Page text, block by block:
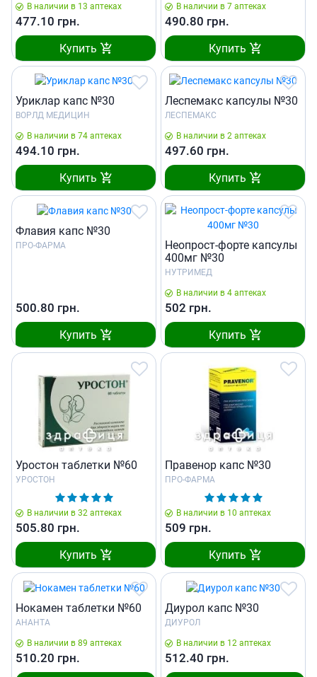
В наличии в 13 аптеках
477.10 грн.
Купить
В наличии в 7 аптеках
490.80 грн.
Купить
Уриклар капс №30
ВОРЛД МЕДИЦИН
В наличии в 74 аптеках
494.10 грн.
Купить
Леспемакс капсулы №30
ЛЕСПЕМАКС
В наличии в 2 аптеках
497.60 грн.
Купить
Флавия капс №30
ПРО-ФАРМА
500.80 грн.
Купить
Неопрост-форте капсулы
400мг №30
НУТРИМЕД
В наличии в 4 аптеках
502 грн.
Купить
Уростон таблетки №60
УРОСТОН
В наличии в 32 аптеках
505.80 грн.
Купить
Правенор капс №30
ПРО-ФАРМА
В наличии в 10 аптеках
509 грн.
Купить
Нокамен таблетки №60
АНАНТА
В наличии в 89 аптеках
510.20 грн.
Диурол капс №30
ДИУРОЛ
В наличии в 12 аптеках
512.40 грн.